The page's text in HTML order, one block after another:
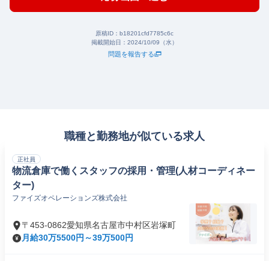
原稿ID： b18201cfd7785c6c
掲載開始日： 2024/10/09（水）
問題を報告する
職種と勤務地が似ている求人
正社員
物流倉庫で働くスタッフの採用・管理(人材コーディネー
ター)
ファイズオペレーションズ株式会社
〒453-0862愛知県名古屋市中村区岩塚町
月給30万5500円～39万500円